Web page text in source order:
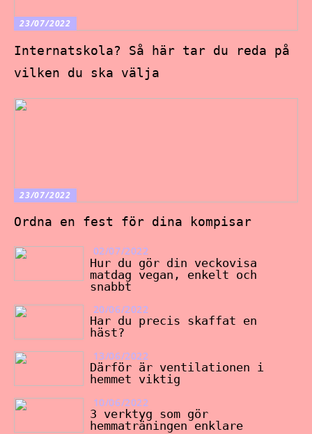
23/07/2022
Internatskola? Så här tar du reda på
vilken du ska välja
23/07/2022
Ordna en fest för dina kompisar
02/07/2022
Hur du gör din veckovisa
matdag vegan, enkelt och
snabbt
20/06/2022
Har du precis skaffat en
häst?
13/06/2022
Därför är ventilationen i
hemmet viktig
10/06/2022
3 verktyg som gör
hemmaträningen enklare